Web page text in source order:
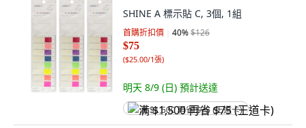
SHINE A 標示貼 C, 3個, 1組
首購折扣價 40%$126
$75
($25.00/1張)
明天 8/9 (日) 預計送達
满 $1,500 再省 $75 (王道卡)